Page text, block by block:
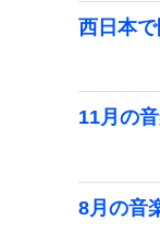
西日本で
11月の
8月の音